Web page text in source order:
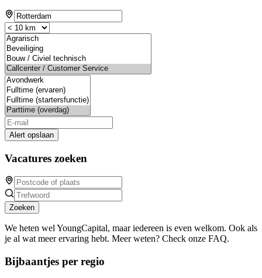
Alert opslaan
Vacatures zoeken
Zoeken
We heten wel YoungCapital, maar iedereen is even welkom. Ook als
je al wat meer ervaring hebt. Meer weten? Check onze FAQ.
Bijbaantjes per regio